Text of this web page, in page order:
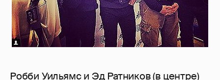
Робби Уильямс и Эд Ратников (в центре)